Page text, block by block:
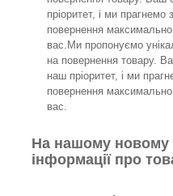
пріоритет, і ми прагнемо
повернення
вас.Ми пропонуємо
на повернення товару.
наш пріоритет, і ми
повернення
вас.
На нашому новому
інформації про